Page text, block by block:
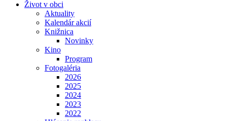
Život v obci
Aktuality
Kalendár akcií
Knižnica
Novinky
Kino
Program
Fotogaléria
2026
2025
2024
2023
2022